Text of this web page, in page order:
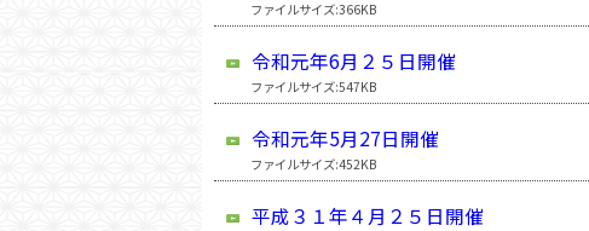
ファイルサイズ:366KB
令和元年6月２５日開催
ファイルサイズ:547KB
令和元年5月27日開催
ファイルサイズ:452KB
平成３１年４月２５日開催